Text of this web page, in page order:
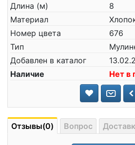
Длина (м)
8
Материал
Номер цвета
676
Тип
Добавлен в каталог
Наличие
Нет в
Отзывы(0) Вопрос